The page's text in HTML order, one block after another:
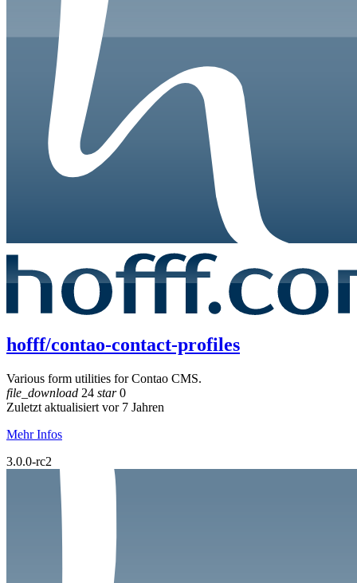
hofff/contao-contact-profiles
Various form utilities for Contao CMS.
file_download 24 star0
Zuletzt aktualisiert vor 7 Jahren
Mehr Infos
3.0.0-rc2